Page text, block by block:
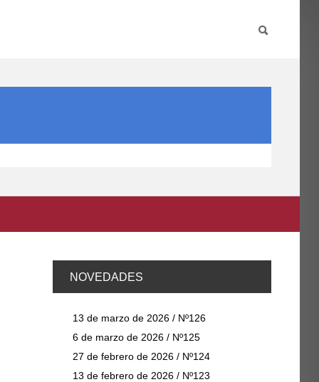
NOVEDADES
13 de marzo de 2026 / Nº126
6 de marzo de 2026 / Nº125
27 de febrero de 2026 / Nº124
13 de febrero de 2026 / Nº123